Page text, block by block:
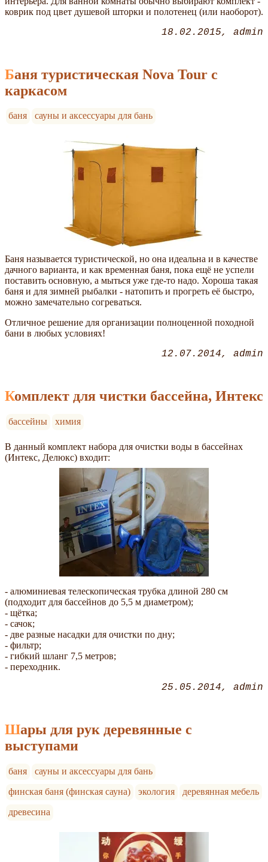
коврик под цвет душевой шторки и полотенец (или наоборот).
18.02.2015 admin
Баня туристическая Nova Tour с
каркасом
баня сауны и аксессуары для бань
Баня называется туристической, но она идеальна и в качестве
дачного варианта, и как временная баня, пока ещё не успели
поставить основную, а мыться уже где-то надо. Хороша такая
баня и для зимней рыбалки - натопить и прогреть её быстро,
можно замечательно согреваться.
Отличное решение для организации полноценной походной
бани в любых условиях!
12.07.2014 admin
Комплект для чистки бассейна, Интекс
бассейны химия
В данный комплект набора для очистки воды в бассейнах
(Интекс, Делюкс) входит:
- алюминиевая телескопическая трубка длиной 280 см
(подходит для бассейнов до 5,5 м диаметром);
- щётка;
- сачок;
- две разные насадки для очистки по дну;
- фильтр;
- гибкий шланг 7,5 метров;
- переходник.
25.05.2014 admin
Шары для рук деревянные с
выступами
баня
сауны и аксессуары для бань
финская баня (финская сауна)
экология
деревянная мебель
древесина